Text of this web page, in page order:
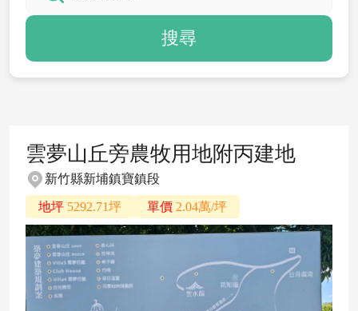
搜尋
雲夢山丘旁農牧用地附丙建地
新竹縣新埔鎮寶鎮段
地坪 5292.71坪 單價 2.04萬/坪